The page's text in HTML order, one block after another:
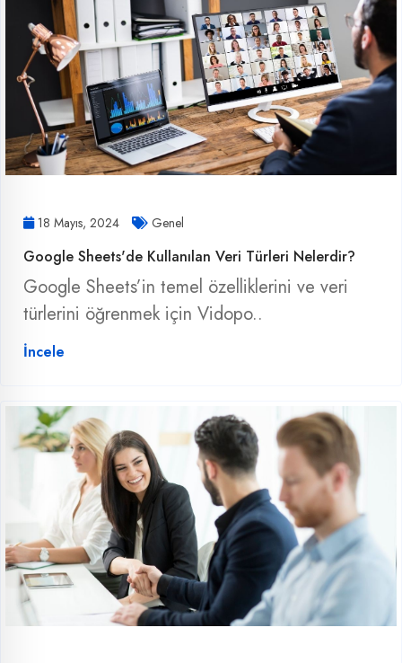
18 Mayıs, 2024 Genel
Google Sheets'de Kullanılan Veri Türleri Nelerdir?
Google Sheets’in temel özelliklerini ve veri
türlerini öğrenmek için Vidopo..
İncele